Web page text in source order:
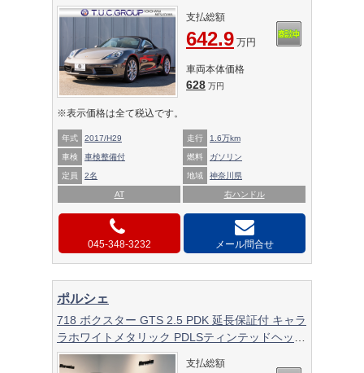
ﾄﾞﾗｲﾌﾞ ﾊﾟｰｸｱｼｽﾄ 電動Dﾐﾗｰ ｵｰﾄｴｱｺﾝ TPM ﾎﾞｸｽﾀｰ
支払総額
642.9 万円
車両本体価格
628 万円
※表示価格は全て税込です。
年式 2017/H29 走行 1.6万km
車検 車検整備付 燃料 ガソリン
定員 2名 地域 神奈川県
AT 右ハンドル
045-348-3232 メール問合せ
ポルシェ
718 ボクスター GTS 2.5 PDK 延長保証付 キャラ
ラホワイトメタリック PDLSティンテッドヘッド
ライト ロールオーバーバー同色塗装
支払総額